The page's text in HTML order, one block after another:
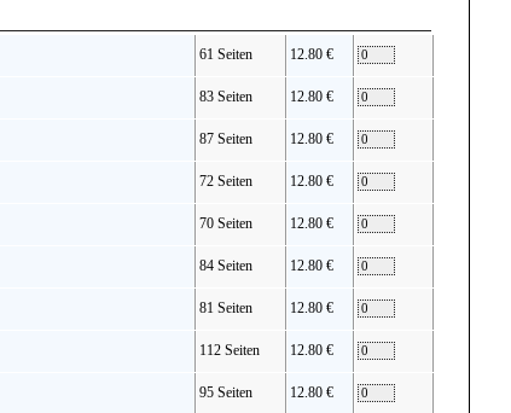
61 Seiten 12.80 €
83 Seiten 12.80 €
87 Seiten 12.80 €
72 Seiten 12.80 €
70 Seiten 12.80 €
84 Seiten 12.80 €
81 Seiten 12.80 €
112 Seiten 12.80 €
95 Seiten 12.80 €